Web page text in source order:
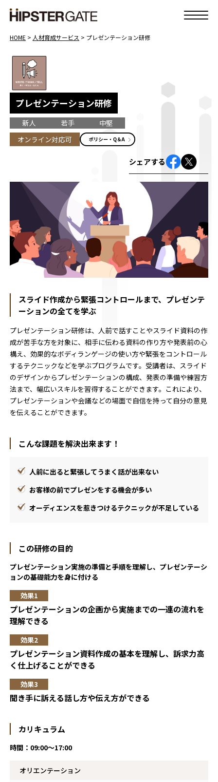
HOME > 人材育成サービス > プレゼンテーション研修
プレゼンテーション研修
新人 若手
中堅
オンライン対応可
ポリシー・Q＆A
シェアする
スライド作成から緊張コントロールまで、プレゼンテ
ーションの全てを学ぶ
プレゼンテーション研修は、人前で話すことやスライド資料の作
成が苦手な方を対象に、相手に伝わる資料の作り方や発表前の心
構え、効果的なボディランゲージの使い方や緊張をコントロール
するテクニックなどを学ぶプログラムです。受講者は、スライド
のデザインからプレゼンテーションの構成、発表の準備や練習方
法まで、幅広いスキルを習得することができます。これにより、
プレゼンテーションや会議などの場面で自信を持って自分の意見
を伝えることができます。
こんな課題を解決出来ます！
人前に出ると緊張してうまく話が出来ない
お客様の前でプレゼンをする機会が多い
オーディエンスを惹きつけるテクニックが不足している
この研修の目的
プレゼンテーション実施の準備と手順を理解し、プレゼンテーシ
ョンの基礎能力を身に付ける
プレゼンテーションの企画から実施までの一連の流れを
理解できる
プレゼンテーション資料作成の基本を理解し、訴求力高
く仕上げることができる
聞き手に訴える話し方や伝え方ができる
カリキュラム
時間：09:00～17:00
オリエンテーション